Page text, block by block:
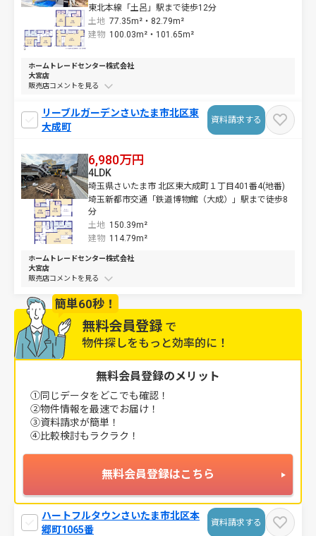
東北本線「土呂」駅まで徒歩12分
土地 77.35m²・ 82.79m²
建物 100.03m²・ 101.65m²
ホームトレードセンター株式会社
大宮店
販売店コメントを
リーブルガーデンさいたま市北区東
大成町
資料請求する
6,980万円
埼玉県さいたま市 北区東大成町１丁目401番4(地番)
埼玉新都市交通「鉄道博物館（大成）」駅まで徒歩8
分
土地 150.39m²
4LDK
建物 114.79m²
ホームトレードセンター株式会社
大宮店
販売店コメントを
ハートフルタウンさいたま市北区本
郷町1065番
資料請求する
簡単60秒！
無料会員登録 で
物件探しをもっと効率的に！
無料会員登録のメリット
①同じデータをどこでも確認！
②物件情報を最速でお届け！
③資料請求が簡単！
④比較検討もラクラク！
無料会員登録はこちら